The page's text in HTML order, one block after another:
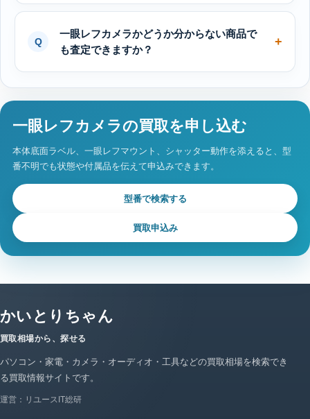
一眼レフカメラかどうか分からない商品で
も査定できますか？
一眼レフカメラの買取を申し込む
本体底面ラベル、一眼レフマウント、シャッター動作を添えると、型
番不明でも状態や付属品を伝えて申込みできます。
型番で検索する
買取申込み
かいとりちゃん
買取相場から、探せる
パソコン・家電・カメラ・オーディオ・工具などの買取相場を検索でき
る買取情報サイトです。
運営：リユースIT総研